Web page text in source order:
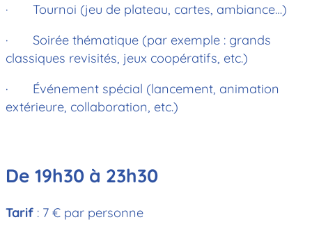
· Tournoi (jeu de plateau, cartes, ambiance…)
· Soirée thématique (par exemple : grands
classiques revisités, jeux coopératifs, etc.)
· Événement spécial (lancement, animation
extérieure, collaboration, etc.)
De 19h30 à 23h30
Tarif : 7 € par personne